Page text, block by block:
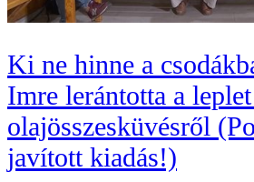
Ki ne hinne a
Imre lerántotta a
olajösszesküvésről
javított kiadás!)